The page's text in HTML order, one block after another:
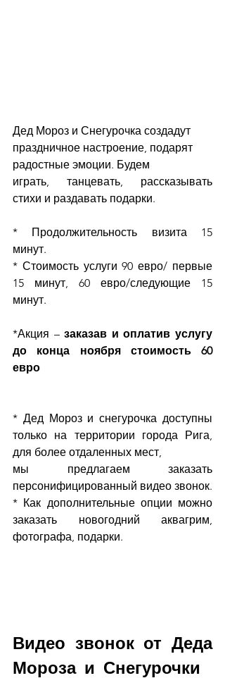
Дед Мороз и Снегурочка создадут
праздничное настроение, подарят
радостные эмоции. Будем
играть, танцевать, рассказывать
стихи и раздавать подарки.
* Продолжительность визита 15
минут.
* Стоимость услуги 90 евро/ первые
15 минут, 60 евро/следующие 15
минут.
*Акция – заказав и оплатив услугу
до конца ноября стоимость 60
евро
* Дед Мороз и снегурочка доступны
только на территории города Рига,
для более отдаленных мест,
мы предлагаем заказать
персонифицированный видео звонок.
* Как дополнительные опции можно
заказать новогодний аквагрим,
фотографа, подарки.
Видео звонок от Деда
Мороза и Снегурочки